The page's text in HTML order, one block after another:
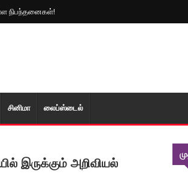
நிபந்தனைகள்!
சினிமா லைப்ஸ்டைல்
இருக்கும் அறிவியல்